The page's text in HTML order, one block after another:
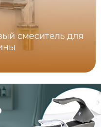
смеситель для